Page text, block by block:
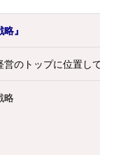
』
のトップに位置して
略